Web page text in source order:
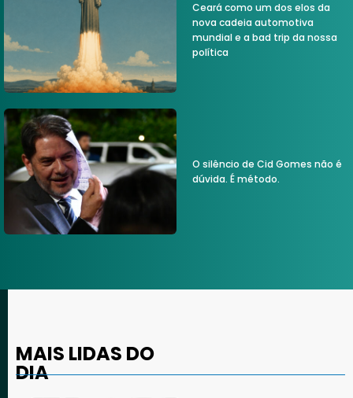
Ceará como um dos elos da
nova cadeia automotiva
mundial e a bad trip da nossa
política
O silêncio de Cid Gomes não é
dúvida. É método.
MAIS LIDAS DO
DIA